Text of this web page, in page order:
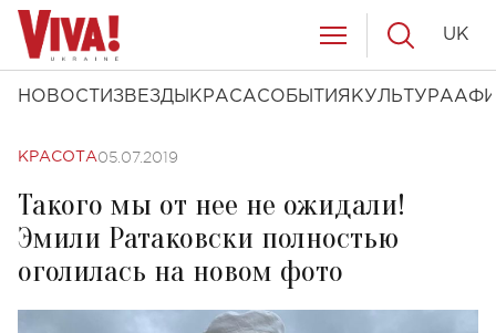
НОВОСТИ ЗВЕЗДЫ КРАСАСОБЫТИЯ КУЛЬТУРА
UK
КРАСОТА05.07.2019
Такого мы от нее не ожидали!
Эмили Ратаковски полностью
оголилась на новом фото